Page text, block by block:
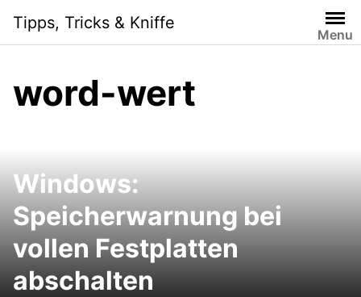
content
Tipps, Tricks & Kniffe
Menu
word-wert
Windows:
Speicherwarnung bei
vollen Festplatten
abschalten